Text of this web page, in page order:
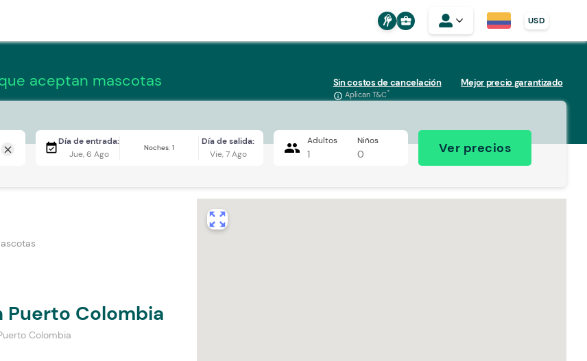
business_center USD
aceptan mascotas Sin costos de cancelación
info_outline Aplican T&C*
Mejor precio garantizado
close event_availableDía de entrada:
Jue, 6 Ago
Noches: 1
Día de salida:
Vie, 7 Ago
people Adultos
1
Niños
0 Ver precios
Colombia
Colombia
zoom_out_map